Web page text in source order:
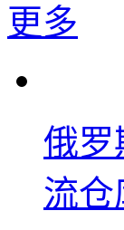
更多
俄罗
流仓